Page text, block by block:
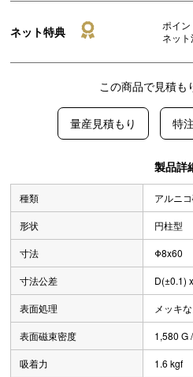
ネット特典 ポイン
ネット
この商品で見積も
量産見積もり 特
製品詳
種類 アルニ
形状 円柱型
寸法 Φ8x60
寸法公差 D(±0.1)
表面処理 メッキ
表面磁束密度 1,580 G
吸着力 1.6 kgf